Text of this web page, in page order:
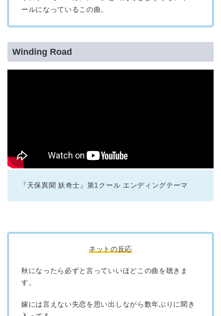
ールになっているこの曲。
Winding Road
『天保異聞 妖奇士』第1クール エンディングテーマ
ネットの反応
秋になったら必ずと言っていいほどこの曲を聴きま
す。
嫁には言えない失恋を思い出しながら数年ぶりに聞き